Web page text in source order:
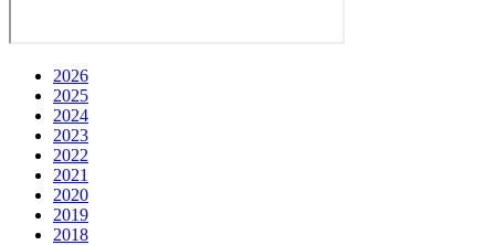
2026
2025
2024
2023
2022
2021
2020
2019
2018